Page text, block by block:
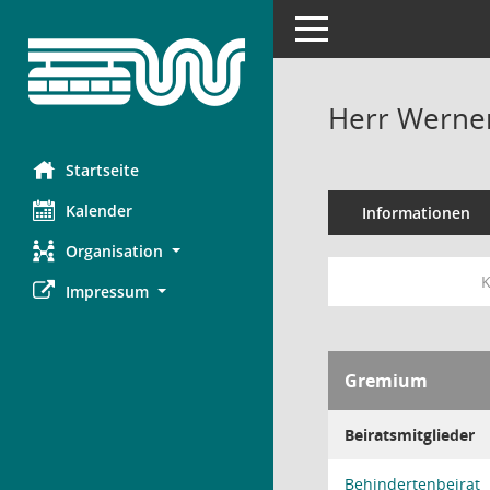
Startseite
Kalender
Organisation
Impressum
Toggle navigation
Herr
Informationen
Gremium
Beiratsmitglieder
Behindertenbeirat